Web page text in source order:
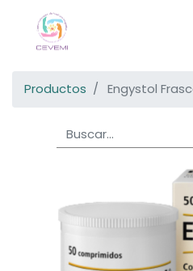
Productos Engystol